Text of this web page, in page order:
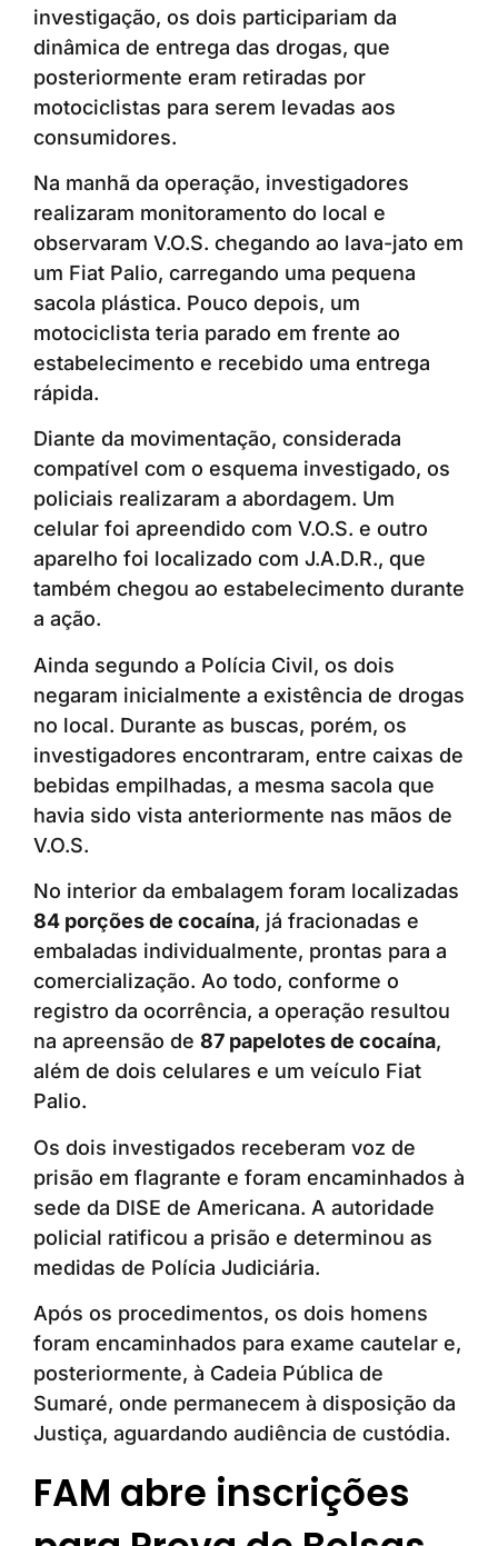
investigação, os dois participariam da
dinâmica de entrega das drogas, que
posteriormente eram retiradas por
motociclistas para serem levadas aos
consumidores.
Na manhã da operação, investigadores
realizaram monitoramento do local e
observaram V.O.S. chegando ao lava-jato em
um Fiat Palio, carregando uma pequena
sacola plástica. Pouco depois, um
motociclista teria parado em frente ao
estabelecimento e recebido uma entrega
rápida.
Diante da movimentação, considerada
compatível com o esquema investigado, os
policiais realizaram a abordagem. Um
celular foi apreendido com V.O.S. e outro
aparelho foi localizado com J.A.D.R., que
também chegou ao estabelecimento durante
a ação.
Ainda segundo a Polícia Civil, os dois
negaram inicialmente a existência de drogas
no local. Durante as buscas, porém, os
investigadores encontraram, entre caixas de
bebidas empilhadas, a mesma sacola que
havia sido vista anteriormente nas mãos de
V.O.S.
No interior da embalagem foram localizadas
84 porções de cocaína, já fracionadas e
embaladas individualmente, prontas para a
comercialização. Ao todo, conforme o
registro da ocorrência, a operação resultou
na apreensão de 87 papelotes de cocaína,
além de dois celulares e um veículo Fiat
Palio.
Os dois investigados receberam voz de
prisão em flagrante e foram encaminhados à
sede da DISE de Americana. A autoridade
policial ratificou a prisão e determinou as
medidas de Polícia Judiciária.
Após os procedimentos, os dois homens
foram encaminhados para exame cautelar e,
posteriormente, à Cadeia Pública de
Sumaré, onde permanecem à disposição da
Justiça, aguardando audiência de custódia.
FAM abre inscrições